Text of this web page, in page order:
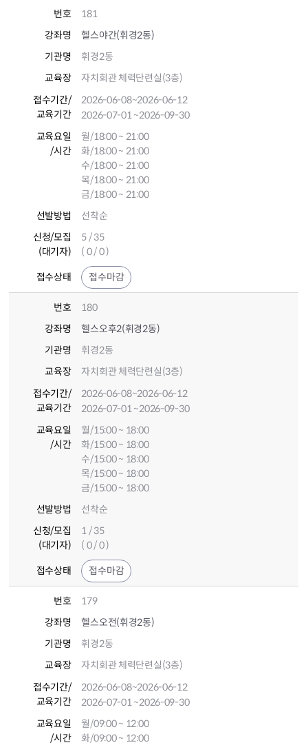
번호
181
강좌명
헬스야간(휘경2동)
기관명
휘경2동
교육장
자치회관 체력단련실(3층)
접수기간/
교육기간
2026-06-08~2026-06-12
2026-07-01~2026-09-30
교육요일
/시간
월/18:00 ~ 21:00
화/18:00 ~ 21:00
수/18:00 ~ 21:00
목/18:00 ~ 21:00
금/18:00 ~ 21:00
선발방법
선착순
신청/모집
(대기자)
5 / 35
( 0 / 0 )
접수상태 접수마감
번호
180
강좌명
헬스오후2(휘경2동)
기관명
휘경2동
교육장
자치회관 체력단련실(3층)
접수기간/
교육기간
2026-06-08~2026-06-12
2026-07-01~2026-09-30
교육요일
/시간
월/15:00 ~ 18:00
화/15:00 ~ 18:00
수/15:00 ~ 18:00
목/15:00 ~ 18:00
금/15:00 ~ 18:00
선발방법
선착순
신청/모집
(대기자)
1 / 35
( 0 / 0 )
접수상태 접수마감
번호
179
강좌명
헬스오전(휘경2동)
기관명
휘경2동
교육장
자치회관 체력단련실(3층)
접수기간/
교육기간
2026-06-08~2026-06-12
2026-07-01~2026-09-30
교육요일
/시간
월/09:00 ~ 12:00
화/09:00 ~ 12:00